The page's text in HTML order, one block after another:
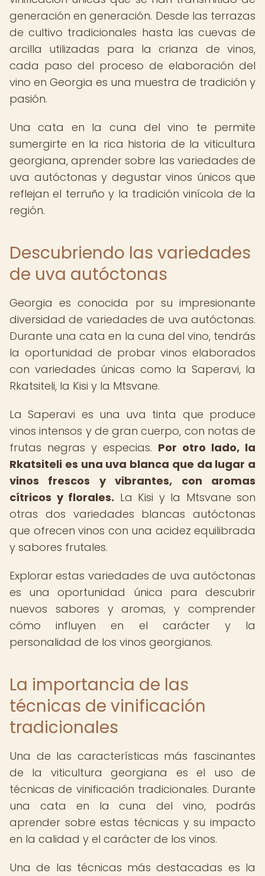
generación en generación. Desde las terrazas
de cultivo tradicionales hasta las cuevas de
arcilla utilizadas para la crianza de vinos,
cada paso del proceso de elaboración del
vino en Georgia es una muestra de tradición y
pasión.
Una cata en la cuna del vino te permite
sumergirte en la rica historia de la viticultura
georgiana, aprender sobre las variedades de
uva autóctonas y degustar vinos únicos que
reflejan el terruño y la tradición vinícola de la
región.
Descubriendo las variedades
de uva autóctonas
Georgia es conocida por su impresionante
diversidad de variedades de uva autóctonas.
Durante una cata en la cuna del vino, tendrás
la oportunidad de probar vinos elaborados
con variedades únicas como la Saperavi, la
Rkatsiteli, la Kisi y la Mtsvane.
La Saperavi es una uva tinta que produce
vinos intensos y de gran cuerpo, con notas de
frutas negras y especias. Por otro lado, la
Rkatsiteli es una uva blanca que da lugar a
vinos frescos y vibrantes, con aromas
cítricos y florales. La Kisi y la Mtsvane son
otras dos variedades blancas autóctonas
que ofrecen vinos con una acidez equilibrada
y sabores frutales.
Explorar estas variedades de uva autóctonas
es una oportunidad única para descubrir
nuevos sabores y aromas, y comprender
cómo influyen en el carácter y la
personalidad de los vinos georgianos.
La importancia de las
técnicas de vinificación
tradicionales
Una de las características más fascinantes
de la viticultura georgiana es el uso de
técnicas de vinificación tradicionales. Durante
una cata en la cuna del vino, podrás
aprender sobre estas técnicas y su impacto
en la calidad y el carácter de los vinos.
Una de las técnicas más destacadas es la